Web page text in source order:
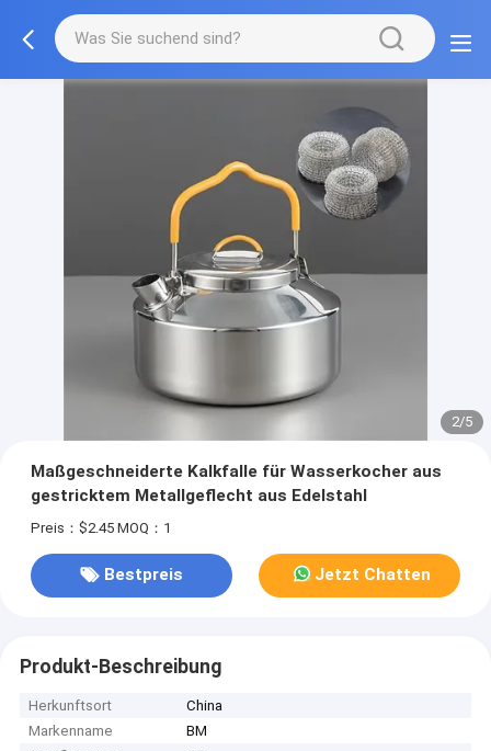
2/5
Maßgeschneiderte Kalkfalle für Wasserkocher aus
gestricktem Metallgeflecht aus Edelstahl
Preis：$2.45 MOQ：1
Bestpreis Jetzt Chatten
Produkt-Beschreibung
Herkunftsort
China
Markenname
BM